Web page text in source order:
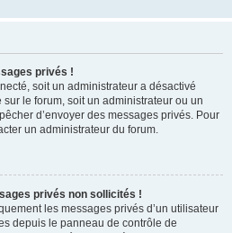
privés !
soit un administrateur a désactivé
le forum, soit un administrateur ou un
d’envoyer des messages privés. Pour
un administrateur du forum.
privés non sollicités !
les messages privés d’un utilisateur
depuis le panneau de contrôle de